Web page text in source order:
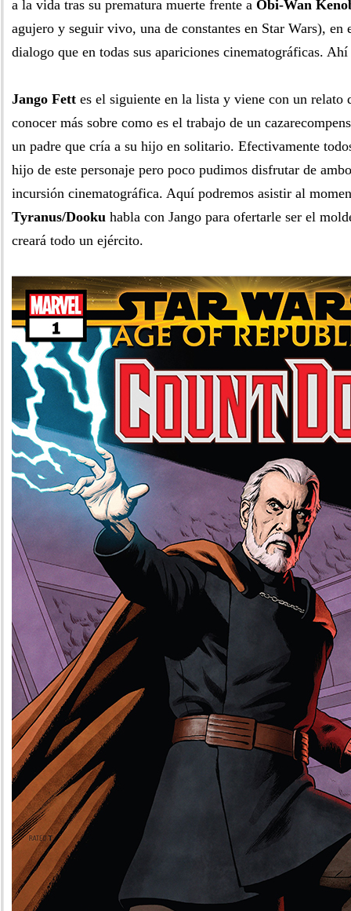
a la vida tras su prematura muerte frente a Obi-Wan
agujero y seguir vivo, una de constantes en Star Wars), en
dialogo que en todas sus apariciones cinematográficas. Ahí
Jango Fett es el siguiente en la lista y viene con un relato
conocer más sobre como es el trabajo de un
un padre que cría a su hijo en solitario. Efectivamente
hijo de este personaje pero poco pudimos disfrutar de
incursión cinematográfica. Aquí podremos asistir al
Tyranus/Dooku habla con Jango para ofertarle ser el
creará todo un ejército.